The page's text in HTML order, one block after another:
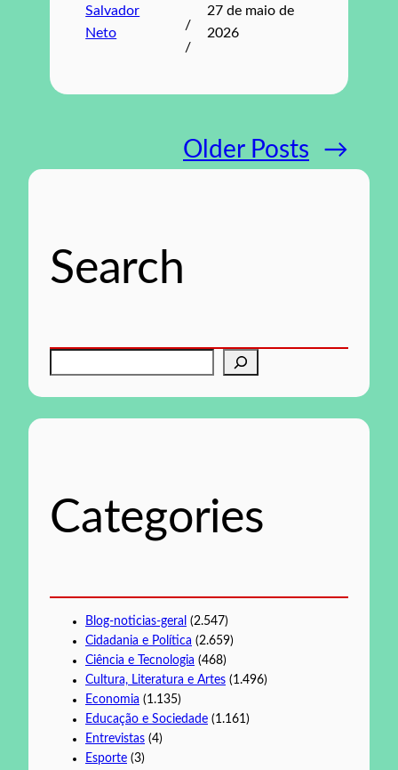
Salvador
Neto
/
/
27 de maio de
2026
Older Posts →
Search
aCategories
Blog-noticias-geral (2.547)
Cidadania e Política (2.659)
Ciência e Tecnologia (468)
Cultura, Literatura e Artes (1.496)
Economia (1.135)
Educação e Sociedade (1.161)
Entrevistas (4)
Esporte (3)